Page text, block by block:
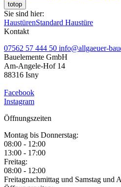
totop
Sie sind hier:
HaustürenStandard Haustüre
Kontakt
07562 57 444 50 info@allgaeuer-
Bauelemente GmbH
Am-Angele-Hof 14
88316 Isny
Facebook
Instagram
Öffnungszeiten
Montag bis Donnerstag:
08:00 - 12:00
13:00 - 17:00
Freitag:
08:00 - 12:00
Freitagnachmittag und Samstag und